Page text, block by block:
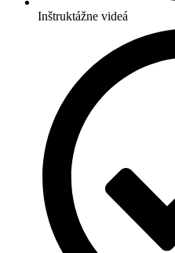
Inštruktážne videá